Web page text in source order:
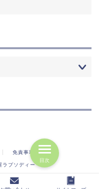
免責事項
プソディー
目次